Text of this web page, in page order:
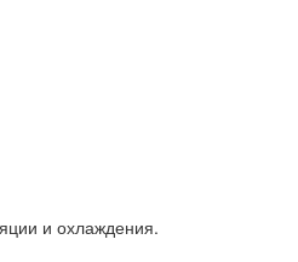
и охлаждения.